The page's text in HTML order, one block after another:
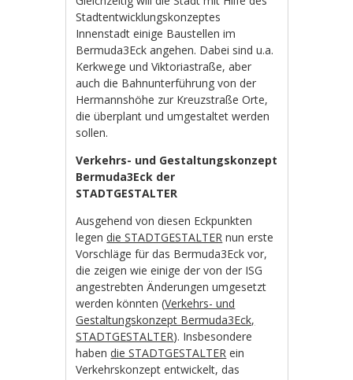
Stadtentwicklungskonzeptes
Innenstadt einige Baustellen im
Bermuda3Eck angehen. Dabei sind u.a.
Kerkwege und Viktoriastraße, aber
auch die Bahnunterführung von der
Hermannshöhe zur Kreuzstraße Orte,
die überplant und umgestaltet werden
sollen.
Verkehrs- und Gestaltungskonzept
Bermuda3Eck der
STADTGESTALTER
Ausgehend von diesen Eckpunkten
legendie STADTGESTALTER nun erste
Vorschläge für das Bermuda3Eck vor,
die zeigen wie einige der von der ISG
angestrebten Änderungen umgesetzt
werden könnten (Verkehrs- und
Gestaltungskonzept Bermuda3Eck,
STADTGESTALTER). Insbesondere
habendie STADTGESTALTER ein
Verkehrskonzept entwickelt, das